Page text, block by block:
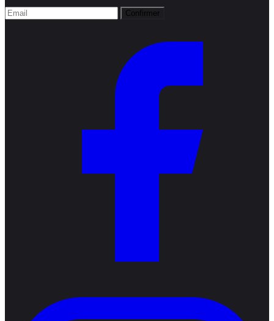
Confirmer